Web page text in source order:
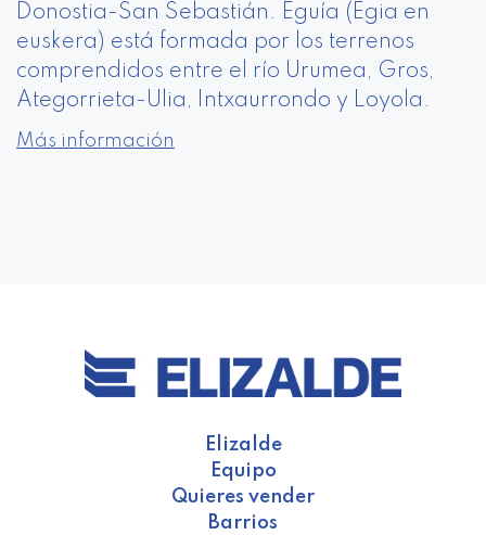
Donostia-San Sebastián. Eguía (Egia en
euskera) está formada por los terrenos
comprendidos entre el río Urumea, Gros,
Ategorrieta-Ulia, Intxaurrondo y Loyola.
Más información
Elizalde
Equipo
Quieres vender
Barrios